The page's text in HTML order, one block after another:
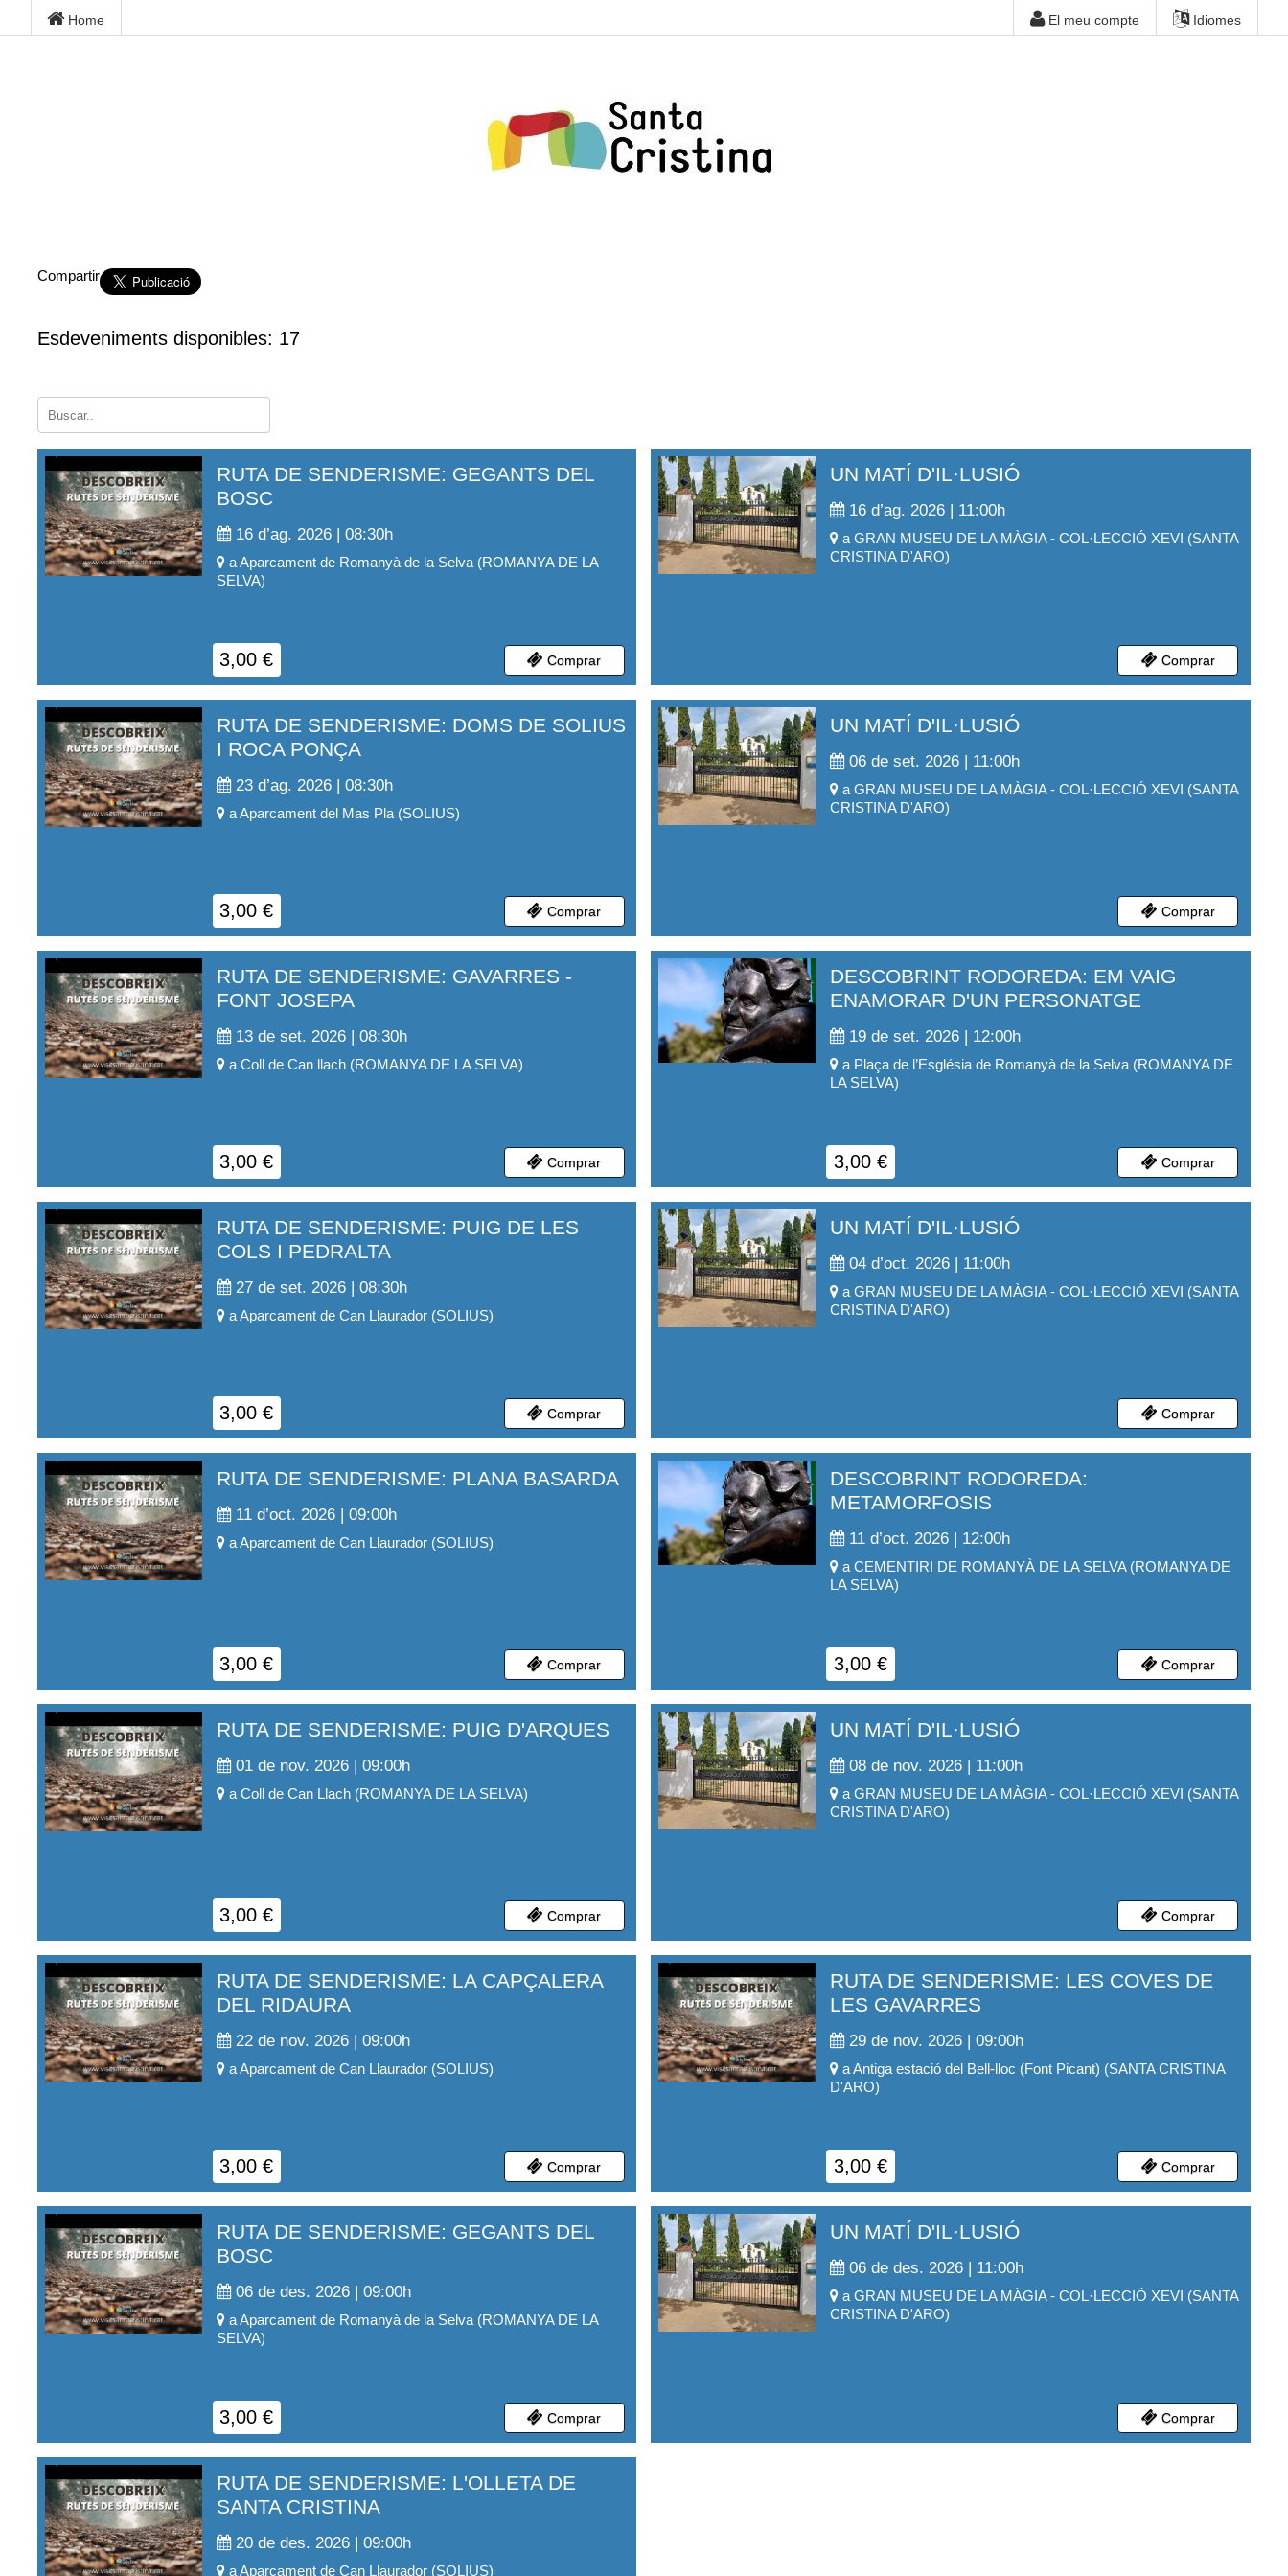
Home El meu compte Idiomes
Compartir
Esdeveniments disponibles: 17
RUTA DE SENDERISME: GEGANTS DEL
BOSC
16 d’ag. 2026 | 08:30h
a Aparcament de Romanyà de la Selva(ROMANYA DE LA
SELVA)
3,00 € Comprar
UN MATÍ D'IL·LUSIÓ
16 d’ag. 2026 | 11:00h
a GRAN MUSEU DE LA MÀGIA - COL·LECCIÓ XEVI (SANTA
CRISTINA D'ARO)
Comprar
RUTA DE SENDERISME: DOMS DE SOLIUS
I ROCA PONÇA
23 d’ag. 2026 | 08:30h
a Aparcament del Mas Pla(SOLIUS)
3,00 € Comprar
UN MATÍ D'IL·LUSIÓ
06 de set. 2026 | 11:00h
a GRAN MUSEU DE LA MÀGIA - COL·LECCIÓ XEVI (SANTA
CRISTINA D'ARO)
Comprar
RUTA DE SENDERISME: GAVARRES -
FONT JOSEPA
13 de set. 2026 | 08:30h
a Coll de Can llach(ROMANYA DE LA SELVA)
3,00 € Comprar
DESCOBRINT RODOREDA: EM VAIG
ENAMORAR D'UN PERSONATGE
19 de set. 2026 | 12:00h
a Plaça de l’Església de Romanyà de la Selva(ROMANYA DE
LA SELVA)
3,00 € Comprar
RUTA DE SENDERISME: PUIG DE LES
COLS I PEDRALTA
27 de set. 2026 | 08:30h
a Aparcament de Can Llaurador(SOLIUS)
3,00 € Comprar
UN MATÍ D'IL·LUSIÓ
04 d’oct. 2026 | 11:00h
a GRAN MUSEU DE LA MÀGIA - COL·LECCIÓ XEVI (SANTA
CRISTINA D'ARO)
Comprar
RUTA DE SENDERISME: PLANA BASARDA
11 d’oct. 2026 | 09:00h
a Aparcament de Can Llaurador(SOLIUS)
3,00 € Comprar
DESCOBRINT RODOREDA:
METAMORFOSIS
11 d’oct. 2026 | 12:00h
a CEMENTIRI DE ROMANYÀ DE LA SELVA(ROMANYA DE
LA SELVA)
3,00 € Comprar
RUTA DE SENDERISME: PUIG D'ARQUES
01 de nov. 2026 | 09:00h
a Coll de Can Llach(ROMANYA DE LA SELVA)
3,00 € Comprar
UN MATÍ D'IL·LUSIÓ
08 de nov. 2026 | 11:00h
a GRAN MUSEU DE LA MÀGIA - COL·LECCIÓ XEVI (SANTA
CRISTINA D'ARO)
Comprar
RUTA DE SENDERISME: LA CAPÇALERA
DEL RIDAURA
22 de nov. 2026 | 09:00h
a Aparcament de Can Llaurador(SOLIUS)
3,00 € Comprar
RUTA DE SENDERISME: LES COVES DE
LES GAVARRES
29 de nov. 2026 | 09:00h
aAntiga estació del Bell-lloc (Font Picant) (SANTA CRISTINA
D'ARO)
3,00 € Comprar
RUTA DE SENDERISME: GEGANTS DEL
BOSC
06 de des. 2026 | 09:00h
a Aparcament de Romanyà de la Selva(ROMANYA DE LA
SELVA)
3,00 € Comprar
UN MATÍ D'IL·LUSIÓ
06 de des. 2026 | 11:00h
a GRAN MUSEU DE LA MÀGIA - COL·LECCIÓ XEVI (SANTA
CRISTINA D'ARO)
Comprar
RUTA DE SENDERISME: L'OLLETA DE
SANTA CRISTINA
20 de des. 2026 | 09:00h
a Aparcament de Can Llaurador(SOLIUS)